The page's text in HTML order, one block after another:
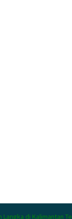
di Kalimantan